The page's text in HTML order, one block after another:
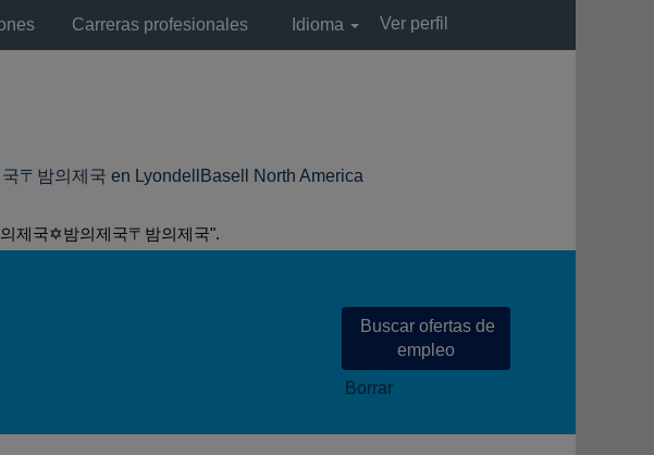
Carreras profesionales Idioma Ver perfil
〒밤의제국 en LyondellBasell North America
제국✡밤의제국〒밤의제국".
Borrar